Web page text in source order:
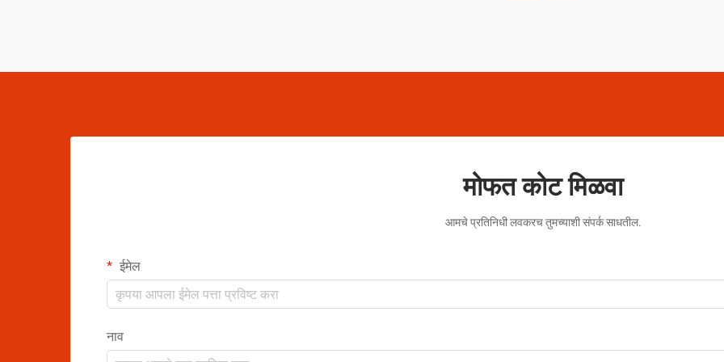
मोफत कोट मिळवा
आमचे प्रतिनिधी लवकरच तुमच्याशी संपर्क साधतील.
ईमेल
नाव